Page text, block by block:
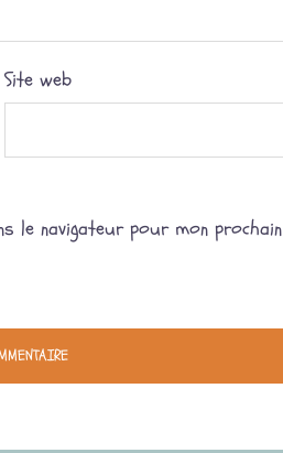
Site web
le navigateur pour mon prochain